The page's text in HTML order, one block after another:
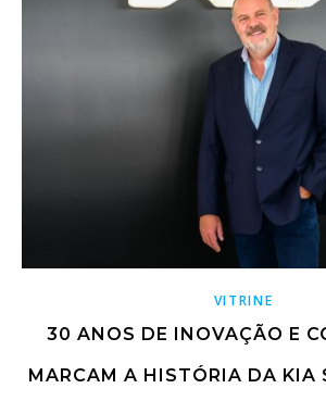
VITRINE
30 ANOS DE INOVAÇÃO E
MARCAM A HISTÓRIA DA KIA